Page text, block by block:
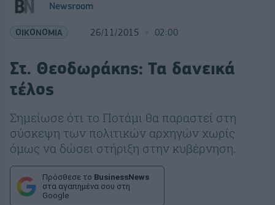
Newsroom
ΟΙΚΟΝΟΜΙΑ 26/11/2015 02:00
Στ. Θεοδωράκης: Τα δανεικά
τέλος
Σημείωσε ότι το Ποτάμι θα παραστεί στη
σύσκεψη των πολιτικών αρχηγών χωρίς
όμως να δώσει στήριξη στην κυβέρνηση.
Πρόσθεσε το BusinessNews
στα αγαπημένα σου στη
Google